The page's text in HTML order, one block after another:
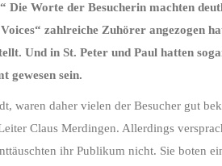
Worte der Besucherin machten
zahlreiche Zuhörer angezogen
Und in St. Peter und Paul hatten
gewesen sein.
waren daher vielen der Besucher gut
Claus Merdingen. Allerdings
ihr Publikum nicht. Sie boten